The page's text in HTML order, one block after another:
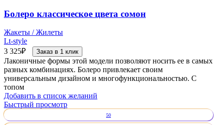
Болеро классическое цвета сомон
Жакеты / Жилеты
Lt-style
3 325₽ Заказ в 1 клик
Лаконичные формы этой модели позволяют носить ее в самых
разных комбинациях. Болеро привлекает своим
универсальным дизайном и многофункциональностью. С
топом
Добавить в список желаний
Быстрый просмотр
50